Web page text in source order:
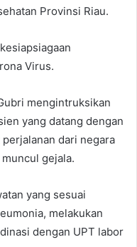
Provinsi Riau.
Virus.
mengintruksikan
yang datang dengan
dari negara
gejala.
yang sesuai
melakukan
dengan UPT labor